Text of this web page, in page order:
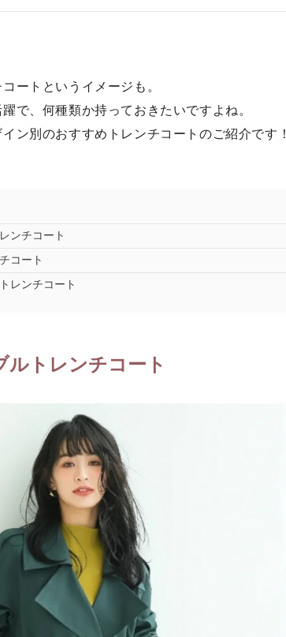
ートというイメージも。
で、何種類か持っておきたいですよね。
ン別のおすすめトレンチコートのご紹介です！
ンチコート
コート
レンチコート
ルトレンチコート